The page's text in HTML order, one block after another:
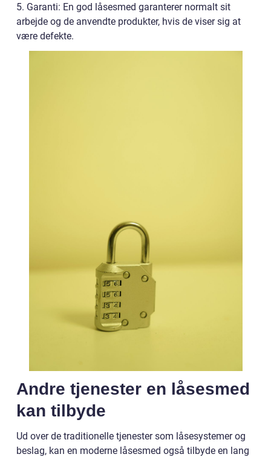
5. Garanti: En god låsesmed garanterer normalt sit
arbejde og de anvendte produkter, hvis de viser sig at
være defekte.
Andre tjenester en låsesmed
kan tilbyde
Ud over de traditionelle tjenester som låsesystemer og
beslag, kan en moderne låsesmed også tilbyde en lang